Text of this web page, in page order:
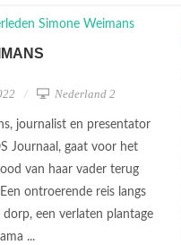
Nederland 2
journalist en presentator
Journaal, gaat voor het
van haar vader terug
ontroerende reis langs
een verlaten plantage
...